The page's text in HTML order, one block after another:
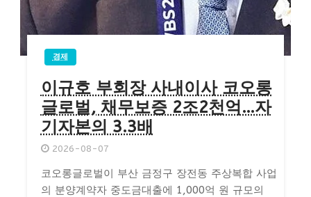
경제
이규호 부회장 사내이사 코오롱
글로벌, 채무보증 2조2천억…자
기자본의 3.3배
2026-08-07
코오롱글로벌이 부산 금정구 장전동 주상복합 사업
의 분양계약자 중도금대출에 1,000억 원 규모의